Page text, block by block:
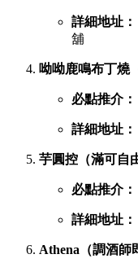
詳細地址：
舖
呦呦鹿鳴布丁燒
必點推介：
詳細地址：
芋圓控（滿可自
必點推介：
詳細地址：
Athena（調酒師